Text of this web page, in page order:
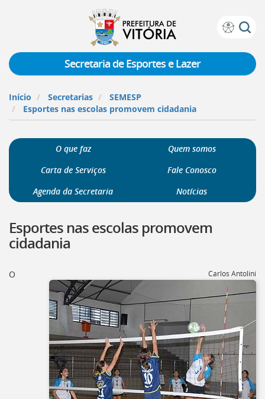
Prefeitura
Vitória
teclado:
para
a
página
acessibilidade
para
página
inicial
do
Serviços
Secretaria de Esportes e Lazer
Início Secretarias
SEMESP
Esportes nas escolas promovem cidadania
O que faz
Quem somos
Carta de Serviços
Fale Conosco
Agenda da Secretaria
Notícias
Esportes nas escolas promovem
cidadania
Carlos Antolini
O